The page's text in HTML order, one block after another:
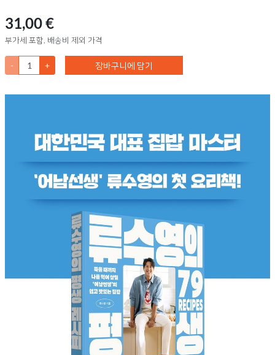
31,00 €
부가세 포함, 배송비 제외 가격
- + 장바구니에 담기